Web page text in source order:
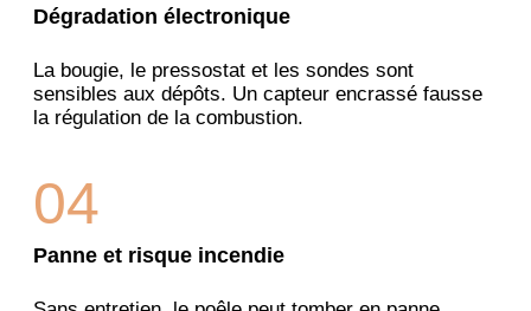
Dégradation électronique
La bougie, le pressostat et les sondes sont
sensibles aux dépôts. Un capteur encrassé fausse
la régulation de la combustion.
04
Panne et risque incendie